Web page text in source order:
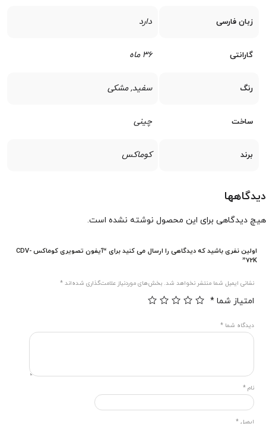
زبان فارسی دارد
گارانتی 36 ماه
رنگ سفید, مشکی
ساخت چینی
برند کوماکس
دیدگاهها
هیچ دیدگاهی برای این محصول نوشته نشده است.
اولین نفری باشید که دیدگاهی را ارسال می کنید برای “آیفون تصویری کوماکس CDV-
72K”
نشانی ایمیل شما منتشر نخواهد شد. بخش‌های موردنیاز علامت‌گذاری شده‌اند *
امتیاز شما *
دیدگاه شما *
نام *
ایمیل *